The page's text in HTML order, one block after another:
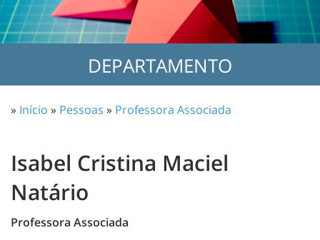
DEPARTAMENTO
» Início » Pessoas » Professora Associada
Isabel Cristina Maciel
Natário
Professora Associada